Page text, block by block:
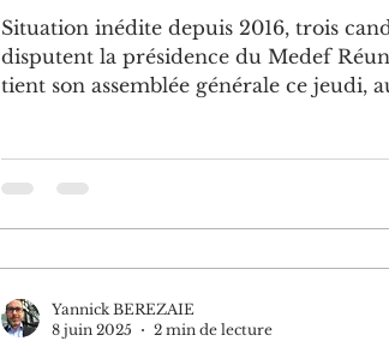
Situation inédite depuis 2016, trois
disputent la présidence du Medef
tient son assemblée générale ce jeudi,
Yannick BEREZAIE
8 juin 2025
2 min de lecture